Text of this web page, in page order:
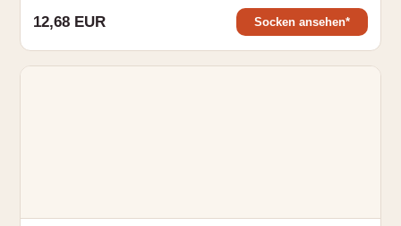
12,68 EUR Socken ansehen*